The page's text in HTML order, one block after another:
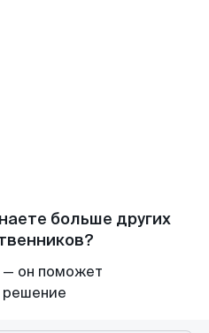
больше других
он поможет
решение